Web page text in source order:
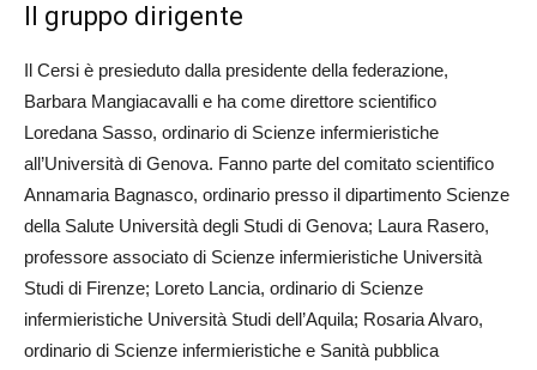
Il gruppo dirigente
Il Cersi è presieduto dalla presidente della federazione,
Barbara Mangiacavalli e ha come direttore scientifico
Loredana Sasso, ordinario di Scienze infermieristiche
all’Università di Genova. Fanno parte del comitato scientifico
Annamaria Bagnasco, ordinario presso il dipartimento Scienze
della Salute Università degli Studi di Genova; Laura Rasero,
professore associato di Scienze infermieristiche Università
Studi di Firenze; Loreto Lancia, ordinario di Scienze
infermieristiche Università Studi dell’Aquila; Rosaria Alvaro,
ordinario di Scienze infermieristiche e Sanità pubblica